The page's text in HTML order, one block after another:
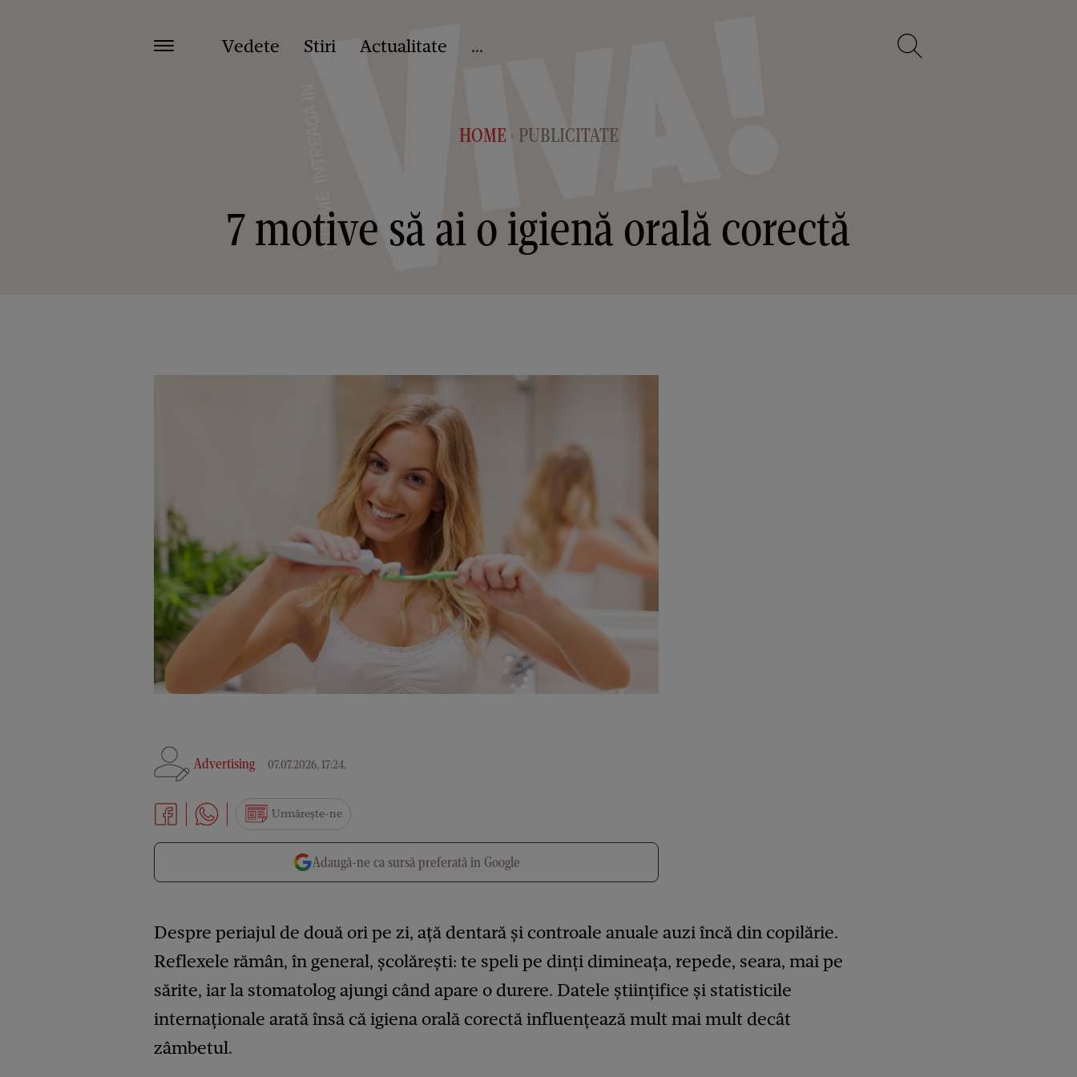
Vedete Stiri Actualitate ...
HOME > PUBLICITATE
7 motive să ai o igienă orală corectă
Advertising 07.07.2026, 17:24.
Urmărește-ne
Adaugă-ne ca sursă preferată în Google
Despre periajul de două ori pe zi, ață dentară și controale anuale auzi încă din copilărie.
Reflexele rămân, în general, școlărești: te speli pe dinți dimineața, repede, seara, mai pe
sărite, iar la stomatolog ajungi când apare o durere. Datele științifice și statisticile
internaționale arată însă că igiena orală corectă influențează mult mai mult decât
zâmbetul.